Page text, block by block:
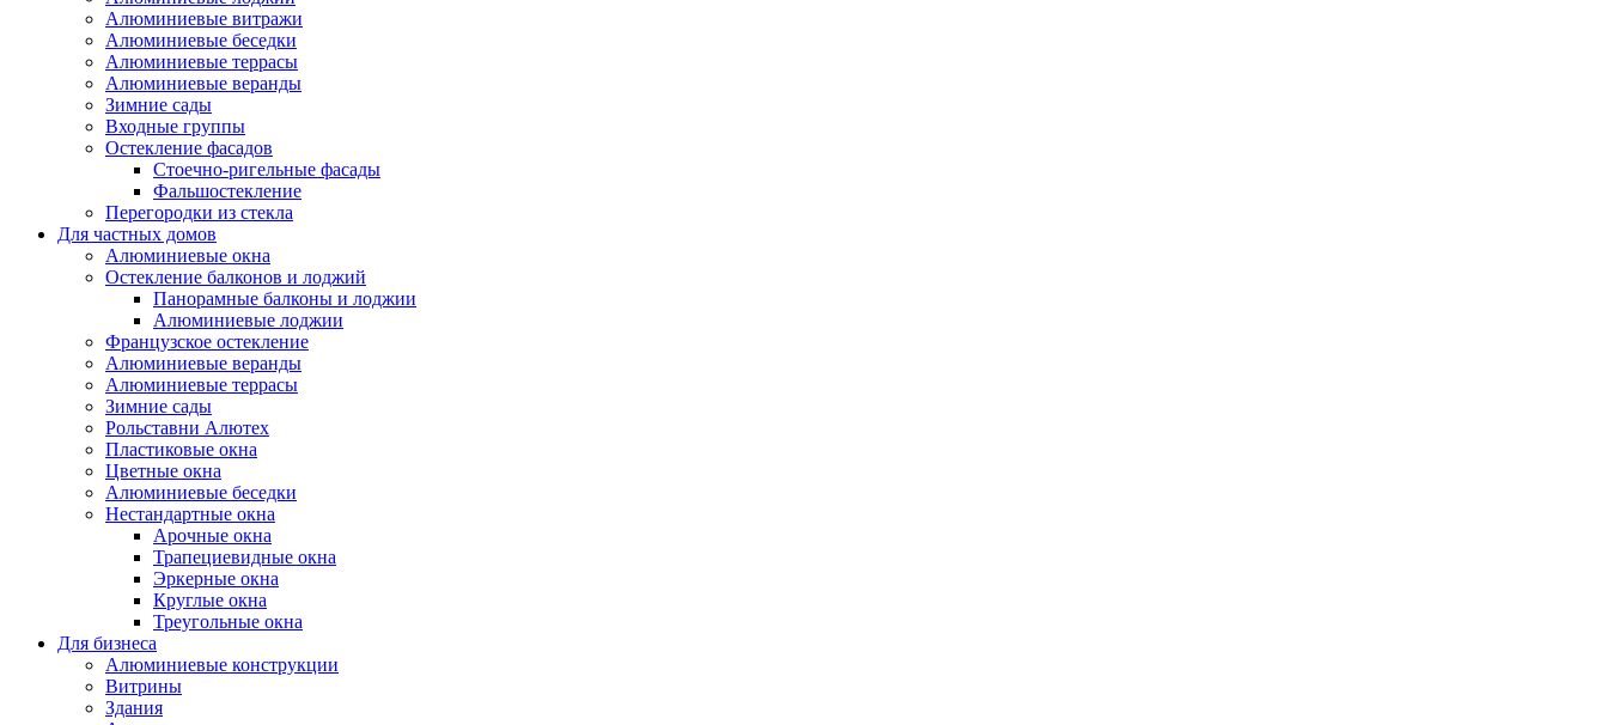
Алюминиевые витражи
Алюминиевые беседки
Алюминиевые террасы
Алюминиевые веранды
Зимние сады
Входные группы
Остекление фасадов
Стоечно-ригельные фасады
Фальшостекление
Перегородки из стекла
Для частных домов
Алюминиевые окна
Остекление балконов и лоджий
Панорамные балконы и лоджии
Алюминиевые лоджии
Французское остекление
Алюминиевые веранды
Алюминиевые террасы
Зимние сады
Рольставни Алютех
Пластиковые окна
Цветные окна
Алюминиевые беседки
Нестандартные окна
Арочные окна
Трапециевидные окна
Эркерные окна
Круглые окна
Треугольные окна
Для бизнеса
Алюминиевые конструкции
Витрины
Здания